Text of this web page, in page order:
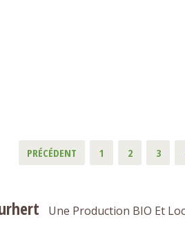
PRÉCÉDENT 1 2 3
Une Production BIO Et